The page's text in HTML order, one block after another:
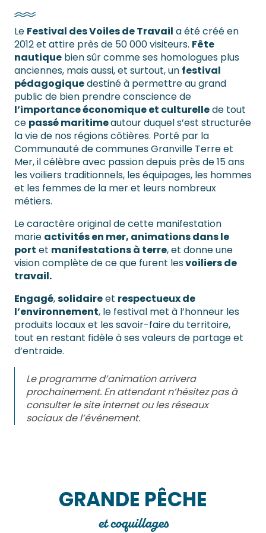
Le Festival des Voiles de Travail a été créé en
2012 et attire près de 50 000 visiteurs. Fête
nautique bien sûr comme ses homologues plus
anciennes, mais aussi, et surtout, un festival
pédagogiquedestiné à permettre au grand
public de bien prendre conscience de
l’importance économique et culturellede tout
ce passé maritimeautour duquel s’est structurée
la vie de nos régions côtières. Porté par la
Communauté de communes Granville Terre et
Mer, il célèbre avec passion depuis près de 15 ans
les voiliers traditionnels, les équipages, les hommes
et les femmes de la mer et leurs nombreux
métiers.
Le caractère original de cette manifestation
marie activités en mer, animations dans le
port et manifestations à terre, et donne une
vision complète de ce que furent lesvoiliers de
travail.
Engagé,solidaireet respectueux de
l’environnement, le festival met à l’honneur les
produits locaux et les savoir-faire du territoire,
tout en restant fidèle à ses valeurs de partage et
d’entraide.
Le programme d’animation arrivera
prochainement. En attendant n’hésitez pas à
consulter le site internet ou les réseaux
sociaux de l’événement.
GRANDE PÊCHE
et coquillages